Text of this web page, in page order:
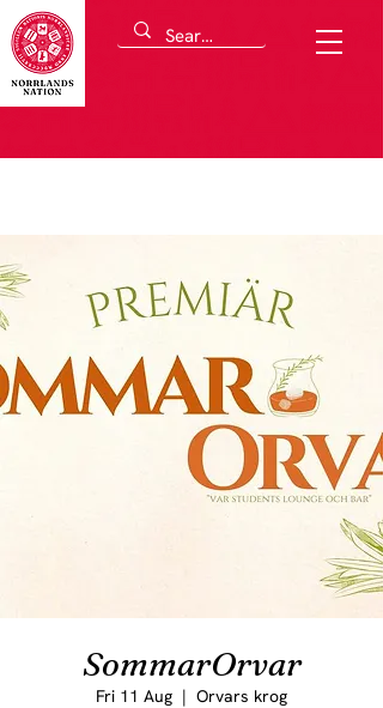
SommarOrvar
Fri 11 Aug
  |
Orvars krog